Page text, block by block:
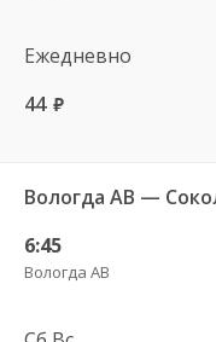
Ежедневно
44 руб.
Вологда АВ —
6:45
Вологда АВ